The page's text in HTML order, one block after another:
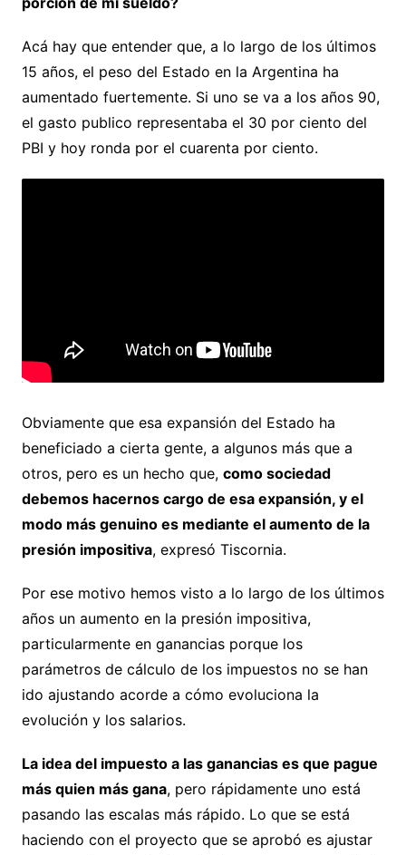
Acá hay que entender que, a lo largo de los últimos
15 años, el peso del Estado en la Argentina ha
aumentado fuertemente. Si uno se va a los años 90,
el gasto publico representaba el 30 por ciento del
PBI y hoy ronda por el cuarenta por ciento.
Obviamente que esa expansión del Estado ha
beneficiado a cierta gente, a algunos más que a
otros, pero es un hecho que, como sociedad
debemos hacernos cargo de esa expansión, y el
modo más genuino es mediante el aumento de la
presión impositiva, expresó Tiscornia.
Por ese motivo hemos visto a lo largo de los últimos
años un aumento en la presión impositiva,
particularmente en ganancias porque los
parámetros de cálculo de los impuestos no se han
ido ajustando acorde a cómo evoluciona la
evolución y los salarios.
La idea del impuesto a las ganancias es que pague
más quien más gana, pero rápidamente uno está
pasando las escalas más rápido. Lo que se está
haciendo con el proyecto que se aprobó es ajustar